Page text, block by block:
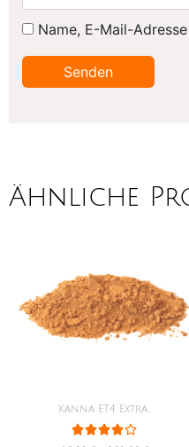
Name, E-Mail-
Ähnliche
Kanna ET4 Extra...
